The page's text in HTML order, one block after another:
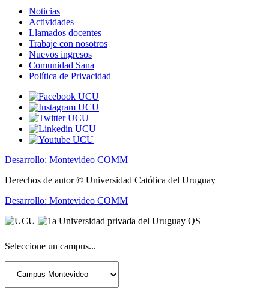
Noticias
Actividades
Llamados docentes
Trabaje con nosotros
Nuevos ingresos
Comunidad Sana
Política de Privacidad
Desarrollo: Montevideo COMM
Derechos de autor © Universidad Católica del Uruguay
Desarrollo: Montevideo COMM
Seleccione un campus...